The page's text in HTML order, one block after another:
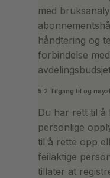
med
håndtering og
forbindelse
5.2 Tilgang til og
Du har rett til å
personlige
til å rette opp
feilaktige
tillater at